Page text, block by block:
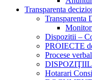
Transparenta
Transparenta
Dispozitii –
PROIECTE
Procese
Hotarari